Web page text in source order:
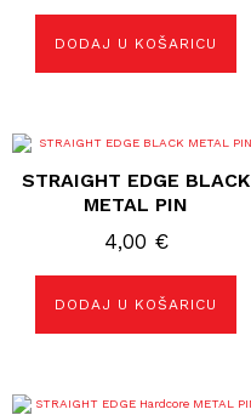
DODAJ U KOŠARICU
STRAIGHT EDGE BLACK
METAL PIN
4,00 €
DODAJ U KOŠARICU